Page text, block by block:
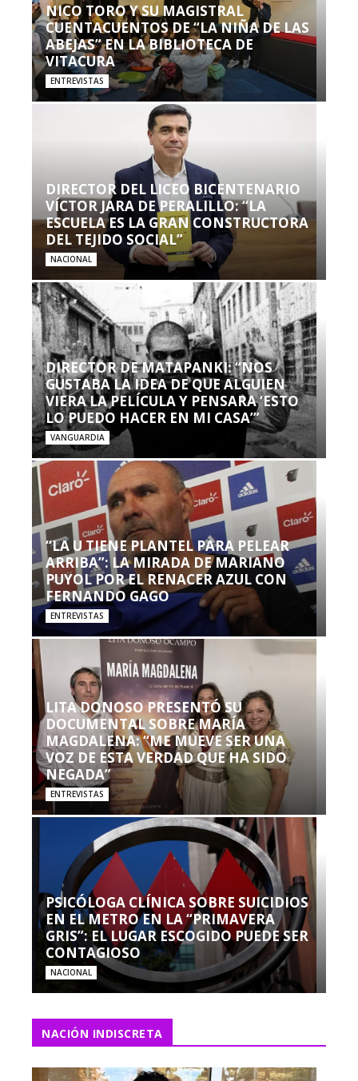
NICO TORO Y SU MAGISTRAL
CUENTACUENTOS DE “LA NIÑA DE LAS
ABEJAS” EN LA BIBLIOTECA DE
VITACURA
ENTREVISTAS
DIRECTOR DEL LICEO BICENTENARIO
VÍCTOR JARA DE PERALILLO: “LA
ESCUELA ES LA GRAN CONSTRUCTORA
DEL TEJIDO SOCIAL”
NACIONAL
DIRECTOR DE MATAPANKI: “NOS
GUSTABA LA IDEA DE QUE ALGUIEN
VIERA LA PELÍCULA Y PENSARA ‘ESTO
LO PUEDO HACER EN MI CASA’”
VANGUARDIA
“LA U TIENE PLANTEL PARA PELEAR
ARRIBA”: LA MIRADA DE MARIANO
PUYOL POR EL RENACER AZUL CON
FERNANDO GAGO
ENTREVISTAS
LITA DONOSO PRESENTÓ SU
DOCUMENTAL SOBRE MARÍA
MAGDALENA: “ME MUEVE SER UNA
VOZ DE ESTA VERDAD QUE HA SIDO
NEGADA”
ENTREVISTAS
PSICÓLOGA CLÍNICA SOBRE SUICIDIOS
EN EL METRO EN LA “PRIMAVERA
GRIS”: EL LUGAR ESCOGIDO PUEDE SER
CONTAGIOSO
NACIONAL
NACIÓN INDISCRETA